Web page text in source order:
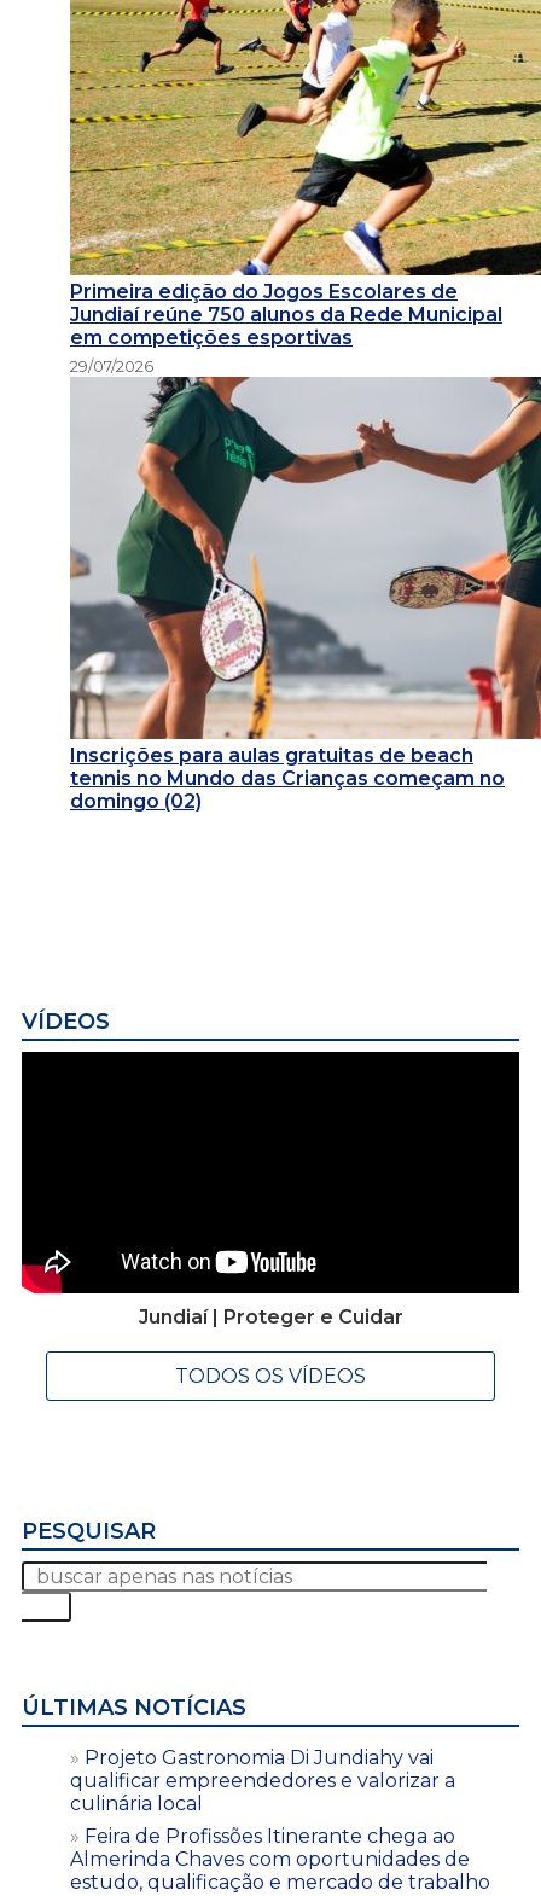
Primeira edição do Jogos Escolares de
Jundiaí reúne 750 alunos da Rede Municipal
em competições esportivas
29/07/2026
Inscrições para aulas gratuitas de beach
tennis no Mundo das Crianças começam no
domingo (02)
VÍDEOS
Jundiaí | Proteger e Cuidar
TODOS OS VÍDEOS
PESQUISAR
ÚLTIMAS NOTÍCIAS
Projeto Gastronomia Di Jundiahy vai
qualificar empreendedores e valorizar a
culinária local
Feira de Profissões Itinerante chega ao
Almerinda Chaves com oportunidades de
estudo, qualificação e mercado de trabalho